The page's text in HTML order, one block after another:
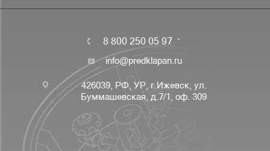
8 800 250 05 97
info@predklapan.ru
426039, РФ, УР, г.Ижевск, ул.
Буммашевская, д.7/1, оф. 309